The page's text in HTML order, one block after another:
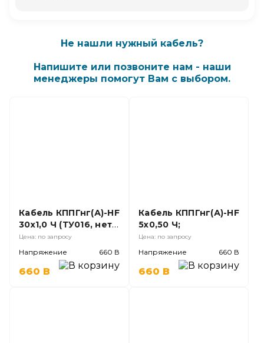
Не нашли нужный кабель?
Напишите или позвоните нам - наши
менеджеры помогут Вам с выбором.
660 В
Кабель КППГнг(А)-HF
30х1,0 Ч (ТУ016, нет
в ГОСТ);
Цена: по запросу
Напряжение 660 В
660 В
Кабель КППГнг(А)-HF
5х0,50 Ч;
Цена: по запросу
Напряжение 660 В